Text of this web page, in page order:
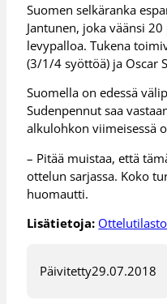
Suomen selkäranka
Jantunen, joka väänsi
levypalloa. Tukena
(3/1/4 syöttöä) ja Oscar
Suomella on edessä
Sudenpennut saa
alkulohkon viimeisessä
– Pitää muistaa, että
ottelun sarjassa. Koko
huomautti.
Lisätietoja:
Päivitetty29.07.2018